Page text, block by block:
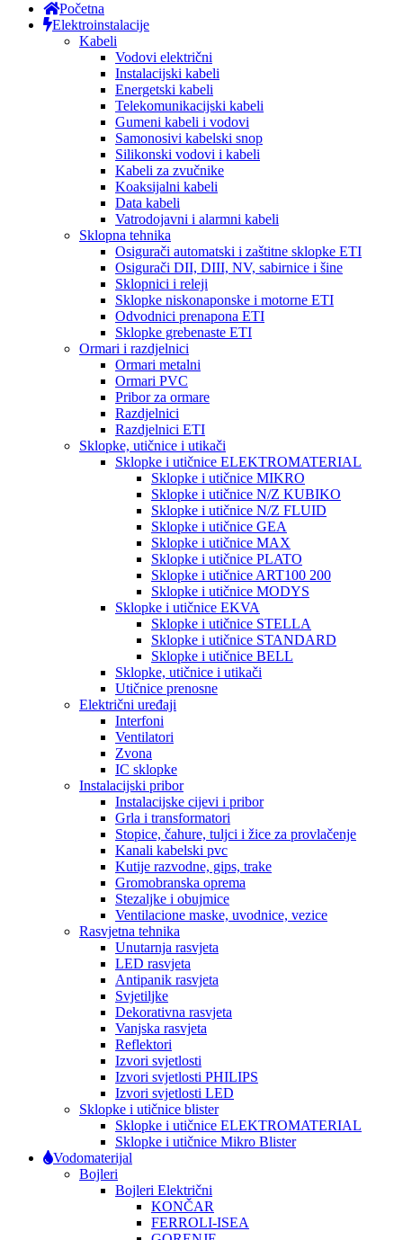
Početna
Elektroinstalacije
Kabeli
Vodovi električni
Instalacijski kabeli
Energetski kabeli
Telekomunikacijski kabeli
Gumeni kabeli i vodovi
Samonosivi kabelski snop
Silikonski vodovi i kabeli
Kabeli za zvučnike
Koaksijalni kabeli
Data kabeli
Vatrodojavni i alarmni kabeli
Sklopna tehnika
Osigurači automatski i zaštitne sklopke ETI
Osigurači DII, DIII, NV, sabirnice i šine
Sklopnici i releji
Sklopke niskonaponske i motorne ETI
Odvodnici prenapona ETI
Sklopke grebenaste ETI
Ormari i razdjelnici
Ormari metalni
Ormari PVC
Pribor za ormare
Razdjelnici
Razdjelnici ETI
Sklopke, utičnice i utikači
Sklopke i utičnice ELEKTROMATERIAL
Sklopke i utičnice MIKRO
Sklopke i utičnice N/Z KUBIKO
Sklopke i utičnice N/Z FLUID
Sklopke i utičnice GEA
Sklopke i utičnice MAX
Sklopke i utičnice PLATO
Sklopke i utičnice ART100 200
Sklopke i utičnice MODYS
Sklopke i utičnice EKVA
Sklopke i utičnice STELLA
Sklopke i utičnice STANDARD
Sklopke i utičnice BELL
Sklopke, utičnice i utikači
Utičnice prenosne
Električni uređaji
Interfoni
Ventilatori
Zvona
IC sklopke
Instalacijski pribor
Instalacijske cijevi i pribor
Grla i transformatori
Stopice, čahure, tuljci i žice za provlačenje
Kanali kabelski pvc
Kutije razvodne, gips, trake
Gromobranska oprema
Stezaljke i obujmice
Ventilacione maske, uvodnice, vezice
Rasvjetna tehnika
Unutarnja rasvjeta
LED rasvjeta
Antipanik rasvjeta
Svjetiljke
Dekorativna rasvjeta
Vanjska rasvjeta
Reflektori
Izvori svjetlosti
Izvori svjetlosti PHILIPS
Izvori svjetlosti LED
Sklopke i utičnice blister
Sklopke i utičnice ELEKTROMATERIAL
Sklopke i utičnice Mikro Blister
Vodomaterijal
Bojleri
Bojleri Električni
KONČAR
FERROLI-ISEA